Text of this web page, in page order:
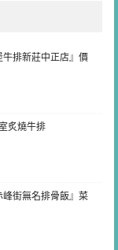
排新莊中正店』價
炙燒牛排
街無名排骨飯』菜